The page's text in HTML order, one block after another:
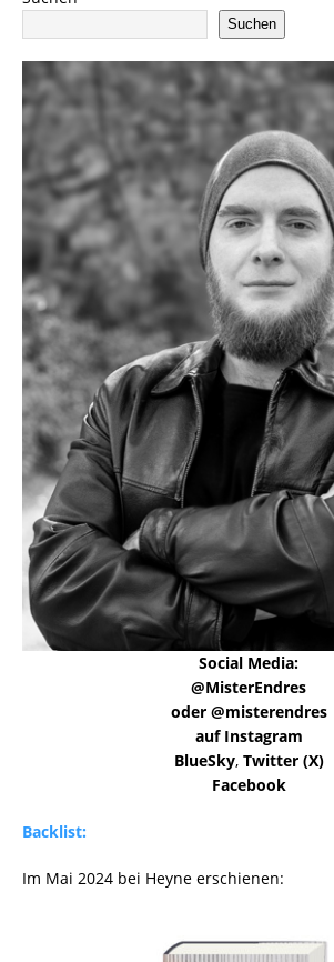
Suchen
Social Media:
@MisterEndres
oder @misterendres
auf Instagram
BlueSky, Twitter (X)
Facebook
Backlist:
Im Mai 2024 bei Heyne erschienen: